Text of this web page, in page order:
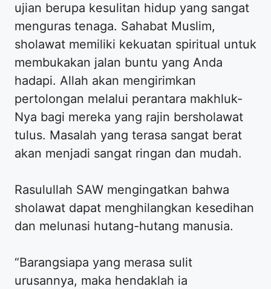
ujian berupa kesulitan hidup yang sangat
menguras tenaga. Sahabat Muslim,
sholawat memiliki kekuatan spiritual untuk
membukakan jalan buntu yang Anda
hadapi. Allah akan mengirimkan
pertolongan melalui perantara makhluk-
Nya bagi mereka yang rajin bersholawat
tulus. Masalah yang terasa sangat berat
akan menjadi sangat ringan dan mudah.
Rasulullah SAW mengingatkan bahwa
sholawat dapat menghilangkan kesedihan
dan melunasi hutang-hutang manusia.
“Barangsiapa yang merasa sulit
urusannya, maka hendaklah ia